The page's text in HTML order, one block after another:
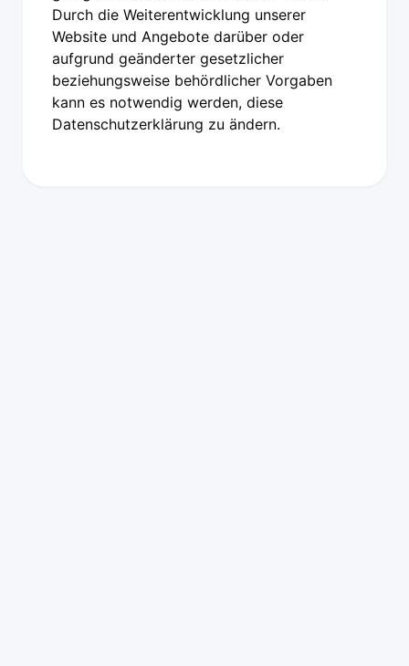
Durch die Weiterentwicklung unserer
Website und Angebote darüber oder
aufgrund geänderter gesetzlicher
beziehungsweise behördlicher Vorgaben
kann es notwendig werden, diese
Datenschutzerklärung zu ändern.